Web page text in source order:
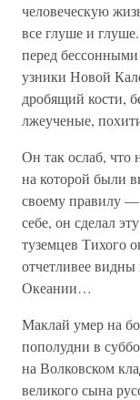
человеческую
все глуше и
перед
узники Новой
дробящий кости,
лжеученые,
Он так ослаб, что
на которой были
своему правилу —
себе, он сделал
туземцев Тихого
отчетливее
Океании…
Маклай умер на
пополудни в
на Волковском
великого сына